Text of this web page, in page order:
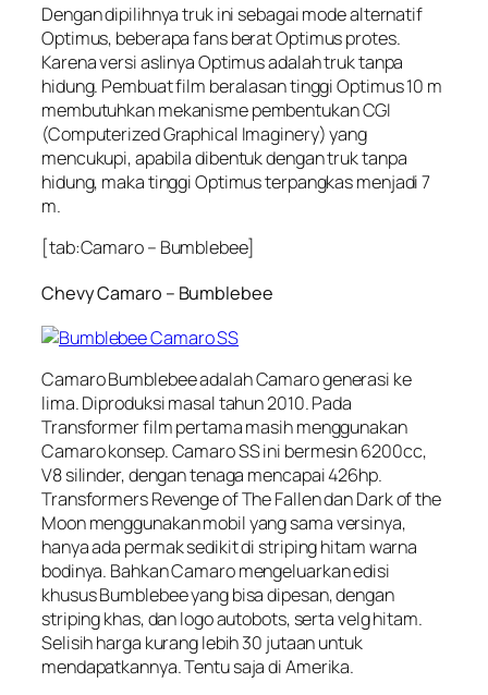
Dengan dipilihnya truk ini sebagai mode alternatif
Optimus, beberapa fans berat Optimus protes.
Karena versi aslinya Optimus adalah truk tanpa
hidung. Pembuat film beralasan tinggi Optimus 10 m
membutuhkan mekanisme pembentukan CGI
(Computerized Graphical Imaginery) yang
mencukupi, apabila dibentuk dengan truk tanpa
hidung, maka tinggi Optimus terpangkas menjadi 7
m.
[tab:Camaro – Bumblebee]
Chevy Camaro – Bumblebee
Camaro Bumblebee adalah Camaro generasi ke
lima. Diproduksi masal tahun 2010. Pada
Transformer film pertama masih menggunakan
Camaro konsep. Camaro SS ini bermesin 6200cc,
V8 silinder, dengan tenaga mencapai 426hp.
Transformers Revenge of The Fallen dan Dark of the
Moon menggunakan mobil yang sama versinya,
hanya ada permak sedikit di striping hitam warna
bodinya. Bahkan Camaro mengeluarkan edisi
khusus Bumblebee yang bisa dipesan, dengan
striping khas, dan logo autobots, serta velg hitam.
Selisih harga kurang lebih 30 jutaan untuk
mendapatkannya. Tentu saja di Amerika.